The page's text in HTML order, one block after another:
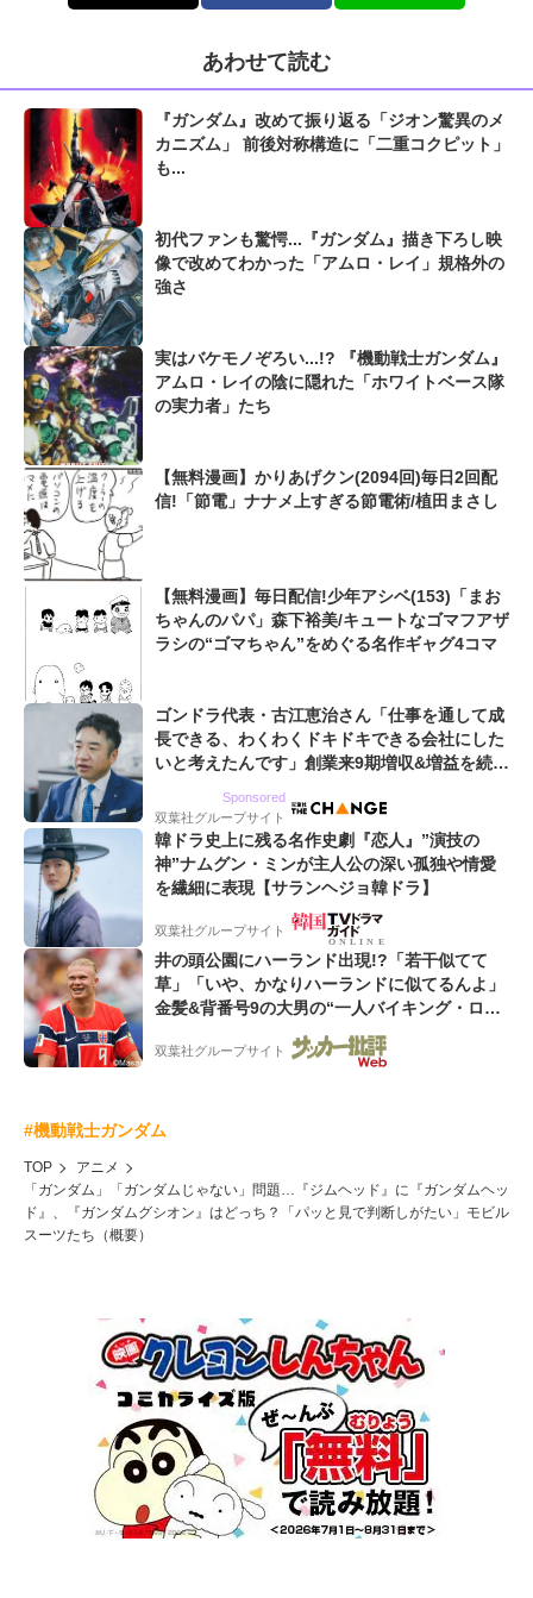
あわせて読む
『ガンダム』改めて振り返る「ジオン驚異のメ
カニズム」 前後対称構造に「二重コクピット」
も...
初代ファンも驚愕...『ガンダム』描き下ろし映
像で改めてわかった「アムロ・レイ」規格外の
強さ
実はバケモノぞろい...!? 『機動戦士ガンダム』
アムロ・レイの陰に隠れた「ホワイトベース隊
の実力者」たち
【無料漫画】かりあげクン(2094回)毎日2回配
信!「節電」ナナメ上すぎる節電術/植田まさし
【無料漫画】毎日配信!少年アシベ(153)「まお
ちゃんのパパ」森下裕美/キュートなゴマフアザ
ラシの“ゴマちゃん”をめぐる名作ギャグ4コマ
ゴンドラ代表・古江恵治さん「仕事を通して成
長できる、わくわくドキドキできる会社にした
いと考えたんです」創業来9期増収&増益を続け
Sponsored
双葉社グループサイト
韓ドラ史上に残る名作史劇『恋人』”演技の
神”ナムグン・ミンが主人公の深い孤独や情愛
を繊細に表現【サランヘジョ韓ドラ】
双葉社グループサイト
井の頭公園にハーランド出現!?「若干似てて
草」「いや、かなりハーランドに似てるんよ」
金髪&背番号9の大男の“一人バイキング・ロ
ー”映像が話題!「元気をもらった」
双葉社グループサイト
#機動戦士ガンダム
TOP
アニメ
「ガンダム」「ガンダムじゃない」問題…『ジムヘッド』に『ガンダムヘッ
ド』、『ガンダムグシオン』はどっち？「パッと見で判断しがたい」モビル
スーツたち（概要）